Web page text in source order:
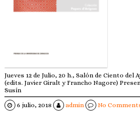
Jueves 12 de Julio, 20 h., Salón de Ciento del
(edits. Javier Giralt y Francho Nagore)
Susín
6 julio, 2018
admin No